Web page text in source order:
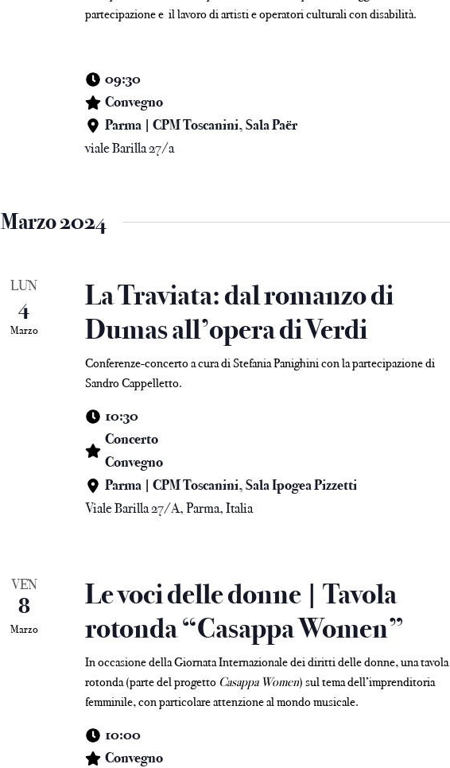
partecipazione e il lavoro di artisti e operatori culturali con disabilità.
09:30
Convegno
Parma | CPM Toscanini, Sala Paër
viale Barilla 27/a
Marzo 2024
LUN
4
Marzo
La Traviata: dal romanzo di
Dumas all’opera di Verdi
Conferenze-concerto a cura di Stefania Panighini con la partecipazione di
Sandro Cappelletto.
10:30
Concerto
Convegno
Parma | CPM Toscanini, Sala Ipogea Pizzetti
Viale Barilla 27/A, Parma, Italia
VEN
8
Marzo
Le voci delle donne | Tavola
rotonda “Casappa Women”
In occasione della Giornata Internazionale dei diritti delle donne, una tavola
rotonda (parte del progetto Casappa Women) sul tema dell’imprenditoria
femminile, con particolare attenzione al mondo musicale.
10:00
Convegno